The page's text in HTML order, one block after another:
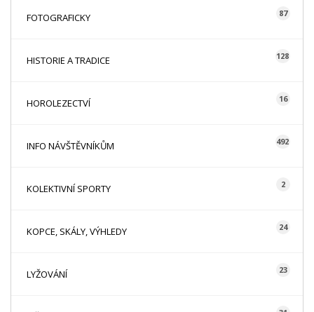
FOTOGRAFICKY 87
HISTORIE A TRADICE 128
HOROLEZECTVÍ 16
INFO NÁVŠTĚVNÍKŮM 492
KOLEKTIVNÍ SPORTY 2
KOPCE, SKÁLY, VÝHLEDY 24
LYŽOVÁNÍ 23